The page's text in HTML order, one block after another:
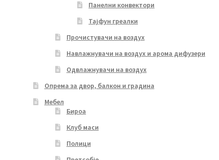
Панелни конвектори
Тајфун греалки
Прочистувачи на воздух
Навлажнувачи на воздух и арома дифузери
Одвлажнувачи на воздух
Опрема за двор, балкон и градина
Мебел
Бироа
Клуб маси
Полици